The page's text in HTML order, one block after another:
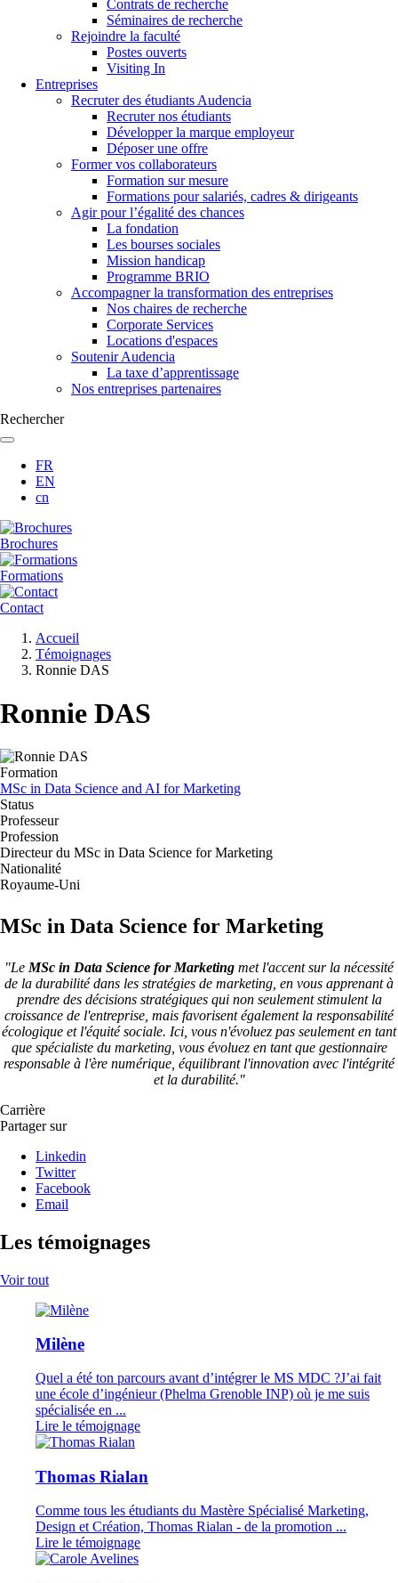
Contrats de recherche
Séminaires de recherche
Rejoindre la faculté
Postes ouverts
Visiting In
Entreprises
Recruter des étudiants Audencia
Recruter nos étudiants
Développer la marque employeur
Déposer une offre
Former vos collaborateurs
Formation sur mesure
Formations pour salariés, cadres & dirigeants
Agir pour l’égalité des chances
La fondation
Les bourses sociales
Mission handicap
Programme BRIO
Accompagner la transformation des entreprises
Nos chaires de recherche
Corporate Services
Locations d'espaces
Soutenir Audencia
La taxe d’apprentissage
Nos entreprises partenaires
Rechercher
FR
EN
cn
Brochures
Formations
Contact
d'Ariane
Accueil
Témoignages
Ronnie DAS
Ronnie DAS
Formation
MSc in Data Science and AI for Marketing
Status
Professeur
Profession
Directeur du MSc in Data Science for Marketing
Nationalité
Royaume-Uni
MSc in Data Science for Marketing
"Le MSc in Data Science for Marketing met l'accent sur la nécessité
de la durabilité dans les stratégies de marketing, en vous apprenant à
prendre des décisions stratégiques qui non seulement stimulent la
croissance de l'entreprise, mais favorisent également la responsabilité
écologique et l'équité sociale. Ici, vous n'évoluez pas seulement en tant
que spécialiste du marketing, vous évoluez en tant que gestionnaire
responsable à l'ère numérique, équilibrant l'innovation avec l'intégrité
et la durabilité."
Carrière
Partager sur
Linkedin
Twitter
Facebook
Email
Les témoignages
Voir tout
Milène
Quel a été ton parcours avant d’intégrer le MS MDC ?J’ai fait
une école d’ingénieur (Phelma Grenoble INP) où je me suis
spécialisée en ...
Lire le témoignage
Thomas Rialan
Comme tous les étudiants du Mastère Spécialisé Marketing,
Design et Création, Thomas Rialan - de la promotion ...
Lire le témoignage